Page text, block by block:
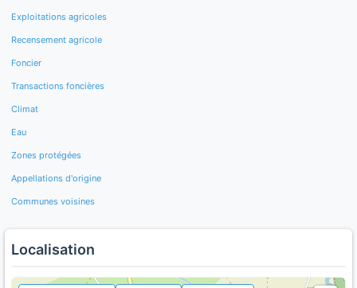
Exploitations agricoles
Recensement agricole
Foncier
Transactions foncières
Climat
Eau
Zones protégées
Appellations d'origine
Communes voisines
Localisation